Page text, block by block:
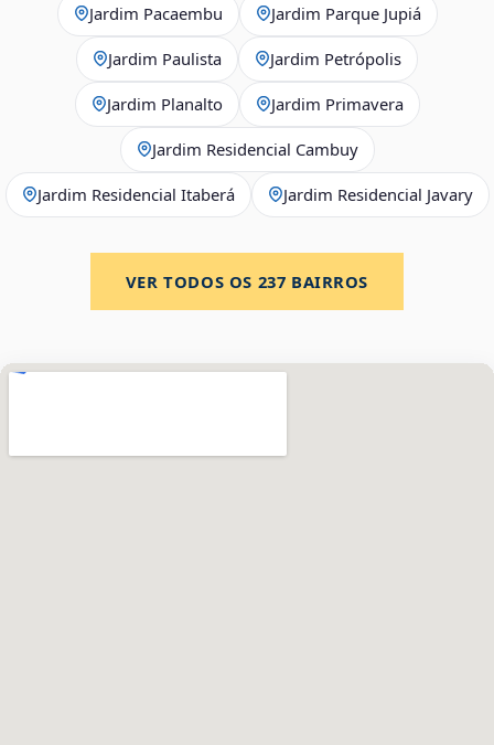
Jardim Pacaembu Jardim Parque Jupiá
Jardim Paulista Jardim Petrópolis
Jardim Planalto Jardim Primavera
Jardim Residencial Cambuy
Jardim Residencial Itaberá Jardim Residencial Javary
VER TODOS OS 237 BAIRROS